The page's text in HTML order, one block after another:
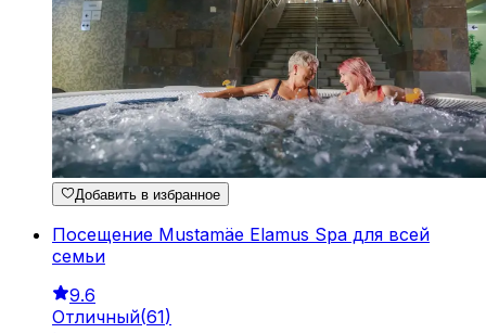
Добавить в избранное
Посещение Mustamäe Elamus Spa для всей
семьи
9.6
Отличный(61)